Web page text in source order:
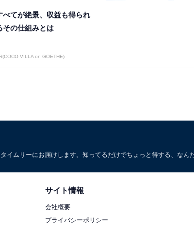
べてが絶景、収益も得られ
その仕組みとは
VILLA on GOETHE)
イムリーにお届けします。知ってるだけでちょっと得する、な
サイト情報
会社概要
プライバシーポリシー